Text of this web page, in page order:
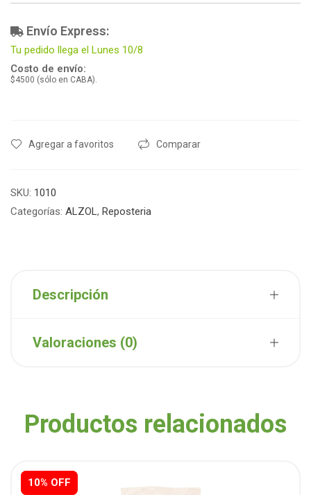
Envío Express:
Tu pedido llega el Lunes 10/8
Costo de envío:
$4500 (sólo en CABA).
Agregar a favoritos Comparar
SKU: 1010
Categorías: ALZOL , Reposteria
Descripción
Valoraciones (0)
Productos relacionados
10% OFF
10% OFF